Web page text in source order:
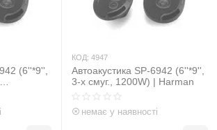
(6''*9'',
КОД: 4947
Автоакустика SP-6942 (6''*9'',
3-х смуг., 1200W) | Harman
немає у наявності